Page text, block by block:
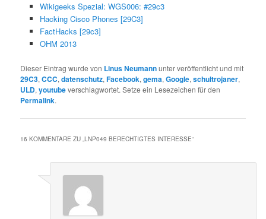
Wikigeeks Spezial: WGS006: #29c3
Hacking Cisco Phones [29C3]
FactHacks [29c3]
OHM 2013
Dieser Eintrag wurde von Linus Neumannunter veröffentlicht und mit
29C3,CCC,datenschutz,Facebook,gema,Google,schultrojaner,
ULD,youtubeverschlagwortet. Setze ein Lesezeichen für den
Permalink.
16 KOMMENTARE ZU „LNP049 BERECHTIGTES INTERESSE“